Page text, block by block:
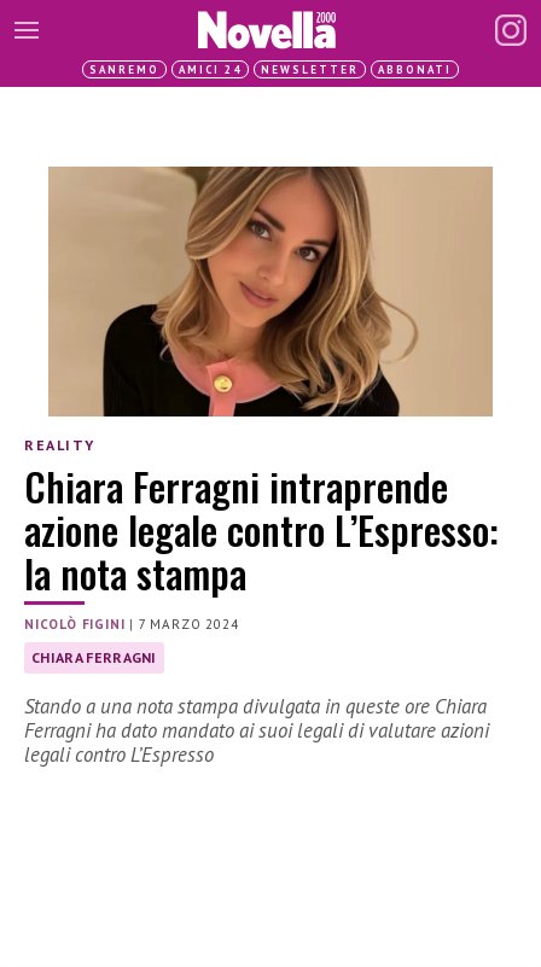
SANREMO AMICI 24 NEWSLETTER ABBONATI
REALITY
Chiara Ferragni intraprende
azione legale contro L’Espresso:
la nota stampa
NICOLÒ FIGINI | 7 MARZO 2024
CHIARA FERRAGNI
Stando a una nota stampa divulgata in queste ore Chiara
Ferragni ha dato mandato ai suoi legali di valutare azioni
legali contro L’Espresso